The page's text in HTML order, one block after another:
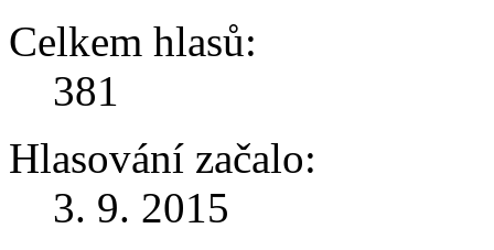
Celkem hlasů:
381
Hlasování začalo:
3. 9. 2015